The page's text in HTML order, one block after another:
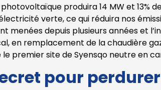
produira 14 MW et 13%
verte, ce qui réduira nos
menées depuis plusieurs années et
en remplacement de la chaudière
premier site de Syensqo neutre en
pour